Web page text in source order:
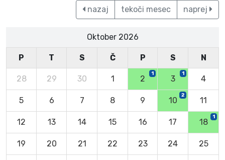
nazaj
tekoči mesec naprej
Oktober 2026
P T S Č P S N
28 29 30 1 2
1
3
1
4
5 6 7 8 9 10
2
11
12 13 14 15 16 17 18
1
19 20 21 22 23 24 25